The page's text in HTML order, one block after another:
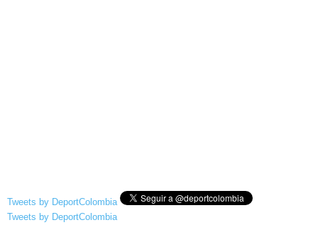
Tweets by DeportColombia
Tweets by DeportColombia